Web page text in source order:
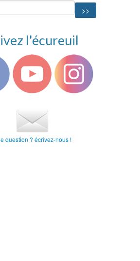
l'écureuil
question ? écrivez-nous !